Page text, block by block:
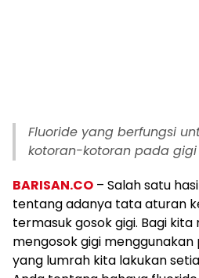
Fluoride yang berfungsi
kotoran-kotoran pada gigi
BARISAN.CO – Salah satu
tentang adanya tata aturan
termasuk gosok gigi. Bagi
mengosok gigi
yang lumrah kita lakukan